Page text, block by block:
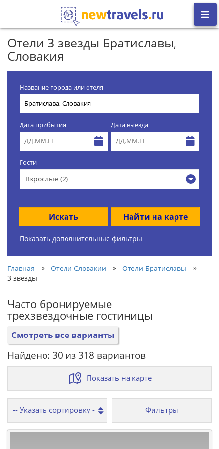
Отели 3 звезды Братиславы,
Словакия
Название города или отеля
Дата прибытия Дата выезда
Гости
Взрослые (2)
Искать Найти на карте
Показать дополнительные фильтры
Главная » Отели Словакии » Отели Братиславы
»
3 звезды
Часто бронируемые
трехзвездочные гостиницы
Смотреть все варианты
Найдено: 30 из 318 вариантов
Показать на карте
Фильтры